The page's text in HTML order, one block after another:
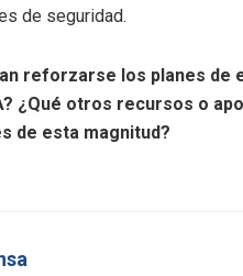
de seguridad.
reforzarse los planes
¿Qué otros recursos o
de esta magnitud?